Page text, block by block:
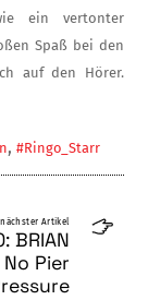
ein verton­ter
Spaß bei den
auf den Hörer.
, #Ringo_Starr
nächster Artikel
BRIAN
No Pier